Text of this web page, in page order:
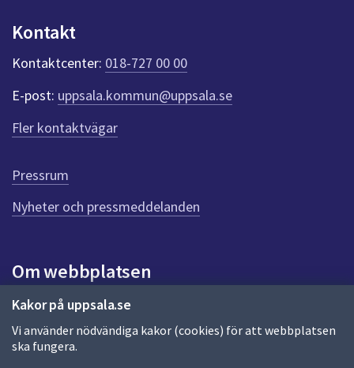
Kakor på uppsala.se
Vi använder nödvändiga kakor (cookies) för att webbplatsen
ska fungera.
n
t
r
ö
e
n
n
i
d
a
Kontakt
Kontaktcenter: 018-727 00 00
E-post: uppsala.kommun@uppsala.se
Fler kontaktvägar
Pressrum
Nyheter och pressmeddelanden
Om webbplatsen
Om webbplatsen
Allmänna handlingar och diarium